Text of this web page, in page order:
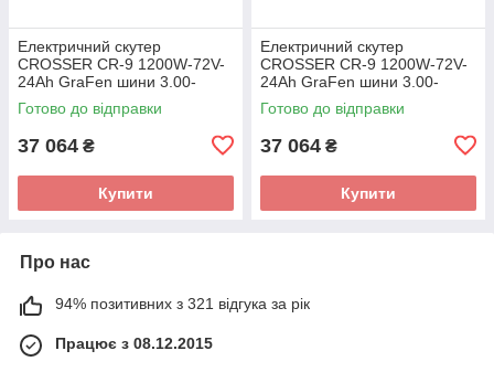
Електричний скутер
CROSSER CR-9 1200W-72V-
24Ah GraFen шини 3.00-
10"/3.00-10" 1200 Вт
Готово до відправки
37 064 ₴
Купити
Електричний скутер
CROSSER CR-9 1200W-72V-
24Ah GraFen шини 3.00-
10"/3.00-10" 1200 Вт
Готово до відправки
37 064 ₴
Купити
Про нас
94% позитивних з 321 відгука за рік
Працює з 08.12.2015